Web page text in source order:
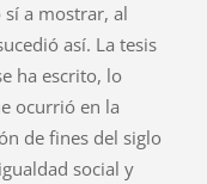
a mostrar, al
así. La tesis
ha escrito, lo
ocurrió en la
de fines del siglo
social y